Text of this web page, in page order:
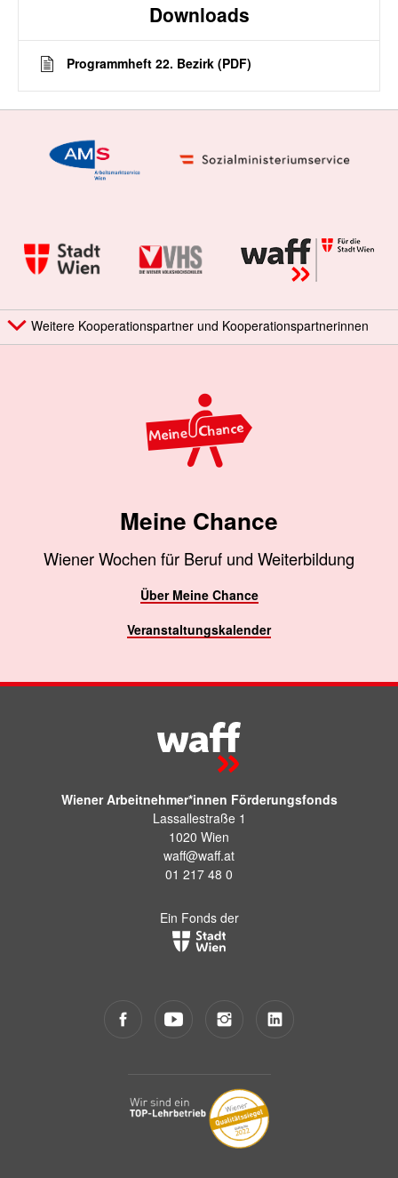
Downloads
Programmheft 22. Bezirk (PDF)
Weitere Kooperationspartner und Kooperationspartnerinnen
Meine Chance
Wiener Wochen für Beruf und Weiterbildung
Über Meine Chance
Veranstaltungskalender
Wiener Arbeitnehmer*innen Förderungsfonds
Lassallestraße 1
1020 Wien
waff@waff.at
01 217 48 0
Ein Fonds der